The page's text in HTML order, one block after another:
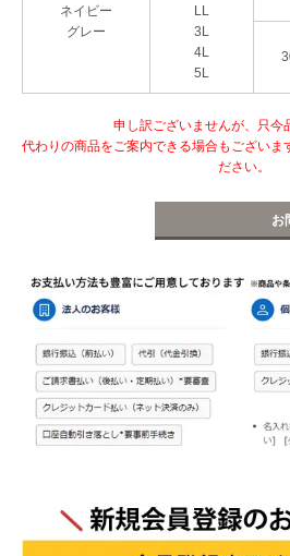
ネイビー
グレー
LL
3L
4L
5L
申し訳ございませんが、只今
代わりの商品をご案内できる場合もございま
ださい。
お